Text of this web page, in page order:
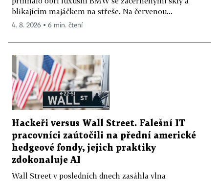
blikajícím majáčkem na střeše. Na červenou...
4. 8. 2026 ▪ 6 min. čtení
Hackeři versus Wall Street. Falešní IT
pracovníci zaútočili na přední americké
hedgeové fondy, jejich praktiky
zdokonaluje AI
Wall Street v posledních dnech zasáhla vlna